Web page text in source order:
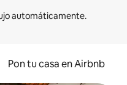
Pon tu casa en Airbnb